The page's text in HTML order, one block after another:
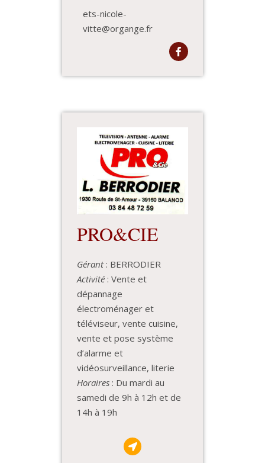
ets-nicole-
vitte@organge.fr
PRO&CIE
Gérant: BERRODIER
Activité : Vente et
dépannage
électroménager et
téléviseur, vente cuisine,
vente et pose système
d’alarme et
vidéosurveillance, literie
Horaires : Du mardi au
samedi de 9h à 12h et de
14h à 19h